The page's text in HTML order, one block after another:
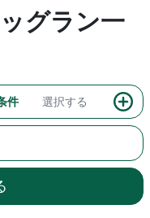
グラン一
件 選択する